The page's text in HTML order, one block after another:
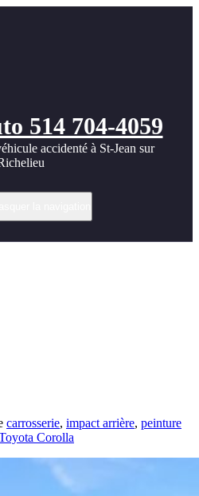
514 704-4059
accidenté à St-Jean sur
carrosserie, impact arrière, peinture
Corolla